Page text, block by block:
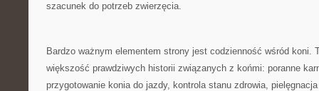
szacunek do potrzeb zwierzęcia.
Bardzo ważnym elementem strony jest codzienność wśród koni.
większość prawdziwych historii związanych z końmi: poranne
przygotowanie konia do jazdy, kontrola stanu zdrowia,